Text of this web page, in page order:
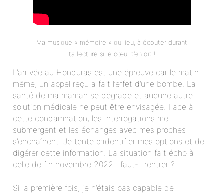
Ma musique « mémoire » du lieu, à écouter durant
ta lecture si le cœur t’en dit !
L’arrivée au Honduras est une épreuve car le matin
même, un appel reçu a fait l’effet d’une bombe. La
santé de ma maman se dégrade et aucune autre
solution médicale ne peut être envisagée. Face à
cette condamnation, les interrogations me
submergent et les échanges avec mes proches
s’enchaînent. Je tente d’identifier mes options et de
digérer cette information. La situation fait écho à
celle de fin novembre 2022 : faut-il rentrer ?
Si la première fois, je n’étais pas capable de